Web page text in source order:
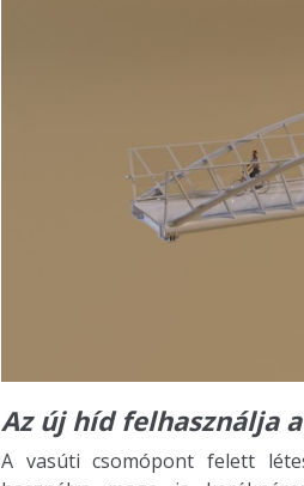
Az új híd felhasználja
A vasúti csomópont felett